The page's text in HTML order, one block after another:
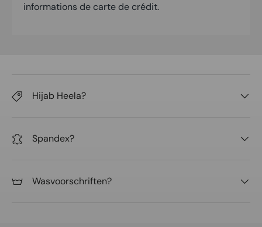
informations de carte de crédit.
Hijab Heela?
Spandex?
Wasvoorschriften?